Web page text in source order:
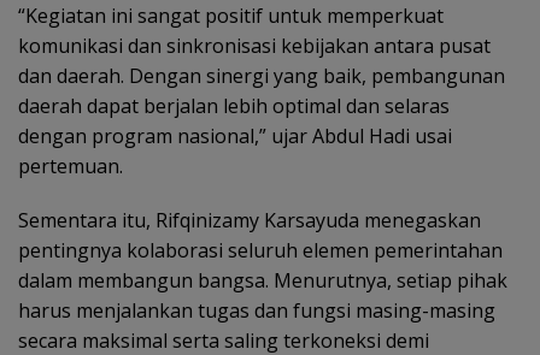
“Kegiatan ini sangat positif untuk memperkuat
komunikasi dan sinkronisasi kebijakan antara pusat
dan daerah. Dengan sinergi yang baik, pembangunan
daerah dapat berjalan lebih optimal dan selaras
dengan program nasional,” ujar Abdul Hadi usai
pertemuan.
Sementara itu, Rifqinizamy Karsayuda menegaskan
pentingnya kolaborasi seluruh elemen pemerintahan
dalam membangun bangsa. Menurutnya, setiap pihak
harus menjalankan tugas dan fungsi masing-masing
secara maksimal serta saling terkoneksi demi